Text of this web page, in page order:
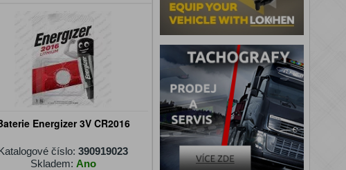
Energizer 3V CR2016
číslo:390919023
Skladem: Ano